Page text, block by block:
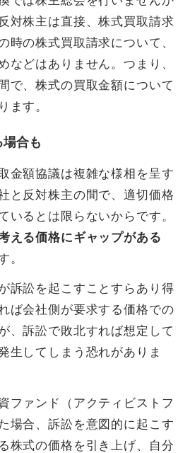
対株主は直接、株式買取請求
時の株式買取請求について、
などはありません。つまり、
で、株式の買取金額について
ます。
合も
金額協議は複雑な様相を呈す
と反対株主の間で、適切価格
いるとは限らないからです。
える価格にギャップがある
。
訴訟を起こすことすらあり得
ば会社側が要求する価格での
、訴訟で敗北すれば想定して
生してしまう恐れがありま
ファンド（アクティビストフ
場合、訴訟を意図的に起こす
株式の価格を引き上げ、自分